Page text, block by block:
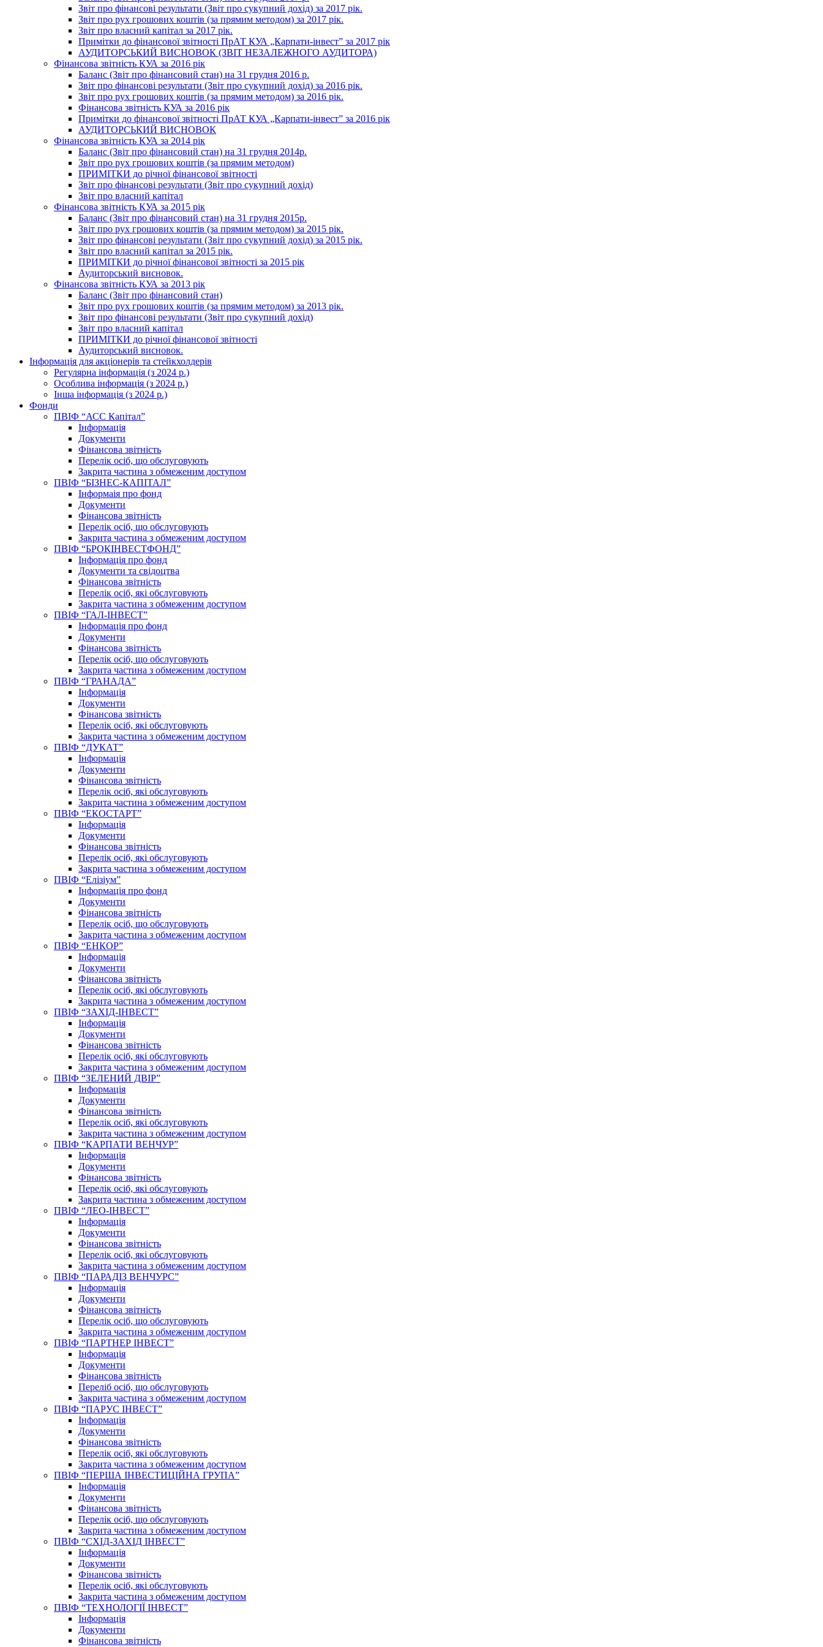
Звіт про фінансові результати (Звіт про сукупний дохід) за 2017 рік.
Звіт про рух грошових коштів (за прямим методом) за 2017 рік.
Звіт про власний капітал за 2017 рік.
Примітки до фінансової звітності ПрАТ КУА „Карпати-інвест” за 2017 рік
АУДИТОРСЬКИЙ ВИСНОВОК (ЗВІТ НЕЗАЛЕЖНОГО АУДИТОРА)
Фінансова звітність КУА за 2016 рік
Баланс (Звіт про фінансовий стан) на 31 грудня 2016 р.
Звіт про фінансові результати (Звіт про сукупний дохід) за 2016 рік.
Звіт про рух грошових коштів (за прямим методом) за 2016 рік.
Фінансова звітність КУА за 2016 рік
Примітки до фінансової звітності ПрАТ КУА „Карпати-інвест” за 2016 рік
АУДИТОРСЬКИЙ ВИСНОВОК
Фінансова звітність КУА за 2014 рік
Баланс (Звіт про фінансовий стан) на 31 грудня 2014р.
Звіт про рух грошових коштів (за прямим методом)
ПРИМІТКИ до річної фінансової звітності
Звіт про фінансові результати (Звіт про сукупний дохід)
Звіт про власний капітал
Фінансова звітність КУА за 2015 рік
Баланс (Звіт про фінансовий стан) на 31 грудня 2015р.
Звіт про рух грошових коштів (за прямим методом) за 2015 рік.
Звіт про фінансові результати (Звіт про сукупний дохід) за 2015 рік.
Звіт про власний капітал за 2015 рік.
ПРИМІТКИ до річної фінансової звітності за 2015 рік
Аудиторський висновок.
Фінансова звітність КУА за 2013 рік
Баланс (Звіт про фінансовий стан)
Звіт про рух грошових коштів (за прямим методом) за 2013 рік.
Звіт про фінансові результати (Звіт про сукупний дохід)
Звіт про власний капітал
ПРИМІТКИ до річної фінансової звітності
Аудиторський висновок.
Інформація для акціонерів та стейкхолдерів
Регулярна інформація (з 2024 р.)
Особлива інформація (з 2024 р.)
Інша інформація (з 2024 р.)
Фонди
ПВІФ “АСС Капітал”
Інформація
Документи
Фінансова звітність
Перелік осіб, що обслуговують
Закрита частина з обмеженим доступом
ПВІФ “БІЗНЕС-КАПІТАЛ”
Інформаія про фонд
Документи
Фінансова звітність
Перелік осіб, що обслуговують
Закрита частина з обмеженим доступом
ПВІФ “БРОКІНВЕСТФОНД”
Інформація про фонд
Документи та свідоцтва
Фінансова звітність
Перелік осіб, які обслуговують
Закрита частина з обмеженим доступом
ПВІФ “ГАЛ-ІНВЕСТ”
Інформація про фонд
Документи
Фінансова звітність
Перелік осіб, що обслуговують
Закрита частина з обмеженим доступом
ПВІФ “ГРАНАДА”
Інформація
Документи
Фінансова звітність
Перелік осіб, які обслуговують
Закрита частина з обмеженим доступом
ПВІФ “ДУКАТ”
Інформація
Документи
Фінансова звітність
Перелік осіб, які обслуговують
Закрита частина з обмеженим доступом
ПВІФ “ЕКОСТАРТ”
Інформація
Документи
Фінансова звітність
Перелік осіб, які обслуговують
Закрита частина з обмеженим доступом
ПВІФ “Елізіум”
Інформація про фонд
Документи
Фінансова звітність
Перелік осіб, що обслуговують
Закрита частина з обмеженим доступом
ПВІФ “ЕНКОР”
Інформація
Документи
Фінансова звітність
Перелік осіб, які обслуговують
Закрита частина з обмеженим доступом
ПВІФ “ЗАХІД-ІНВЕСТ”
Інформація
Документи
Фінансова звітність
Перелік осіб, які обслуговують
Закрита частина з обмеженим доступом
ПВІФ “ЗЕЛЕНИЙ ДВІР”
Інформація
Документи
Фінансова звітність
Перелік осіб, які обслуговують
Закрита частина з обмеженим доступом
ПВІФ “КАРПАТИ ВЕНЧУР”
Інформація
Документи
Фінансова звітність
Перелік осіб, які обслуговують
Закрита частина з обмеженим доступом
ПВІФ “ЛЕО-ІНВЕСТ”
Інформація
Документи
Фінансова звітність
Перелік осіб, які обслуговують
Закрита частина з обмеженим доступом
ПВІФ “ПАРАДІЗ ВЕНЧУРС”
Інформація
Документи
Фінансова звітність
Перелік осіб, що обслуговують
Закрита частина з обмеженим доступом
ПВІФ “ПАРТНЕР ІНВЕСТ”
Інформація
Документи
Фінансова звітність
Переліб осіб, що обслуговують
Закрита частина з обмеженим доступом
ПВІФ “ПАРУС ІНВЕСТ”
Інформація
Документи
Фінансова звітність
Перелік осіб, які обслуговують
Закрита частина з обмеженим доступом
ПВІФ “ПЕРША ІНВЕСТИЦІЙНА ГРУПА”
Інформація
Документи
Фінансова звітність
Перелік осіб, що обслуговують
Закрита частина з обмеженим доступом
ПВІФ “СХІД-ЗАХІД ІНВЕСТ”
Інформація
Документи
Фінансова звітність
Перелік осіб, які обслуговують
Закрита частина з обмеженим доступом
ПВІФ “ТЕХНОЛОГІЇ ІНВЕСТ”
Інформація
Документи
Фінансова звітність